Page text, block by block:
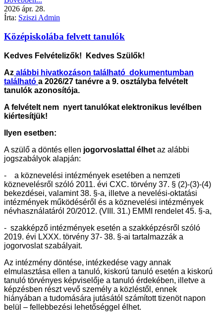
2026 ápr. 28.
Írta: Sziszi Admin
Középiskolába felvett tanulók
Kedves Felvételizők! Kedves Szülők!
Az alábbi hivatkozáson található dokumentumban
található a 2026/27 tanévre a 9. osztályba felvételt
tanulók azonosítója.
A felvételt nem nyert tanulókat elektronikus levélben
kiértesítjük!
Ilyen esetben:
A szülő a döntés ellen jogorvoslattal élhet az alábbi
jogszabályok alapján:
- a köznevelési intézmények esetében a nemzeti
köznevelésről szóló 2011. évi CXC. törvény 37. § (2)-(3)-(4)
bekezdései, valamint 38. §-a, illetve a nevelési-oktatási
intézmények működéséről és a köznevelési intézmények
névhasználatáról 20/2012. (VIII. 31.) EMMI rendelet 45. §-a,
- szakképző intézmények esetén a szakképzésről szóló
2019. évi LXXX. törvény 37- 38. §-ai tartalmazzák a
jogorvoslat szabályait.
Az intézmény döntése, intézkedése vagy annak
elmulasztása ellen a tanuló, kiskorú tanuló esetén a kiskorú
tanuló törvényes képviselője a tanuló érdekében, illetve a
képzésben részt vevő személy a közléstől, ennek
hiányában a tudomására jutásától számított tizenöt napon
belül – fellebbezési lehetőséggel élhet.